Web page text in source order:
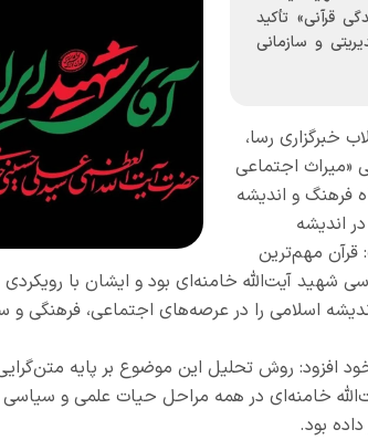
قرآنی» تأکید
و سازمانی
خبرگزاری رسا،
«میراث اجتماعی
فرهنگ و اندیشه
اندیشه
مهم‌ترین
آیت‌الله خامنه‌ای بود و ایشان با رویکردی
اسلامی را در عرصه‌های اجتماعی، فرهنگی
افزود: روش تحلیل این موضوع بر پایه
خامنه‌ای در همه مراحل حیات علمی و سیاسی
بود.